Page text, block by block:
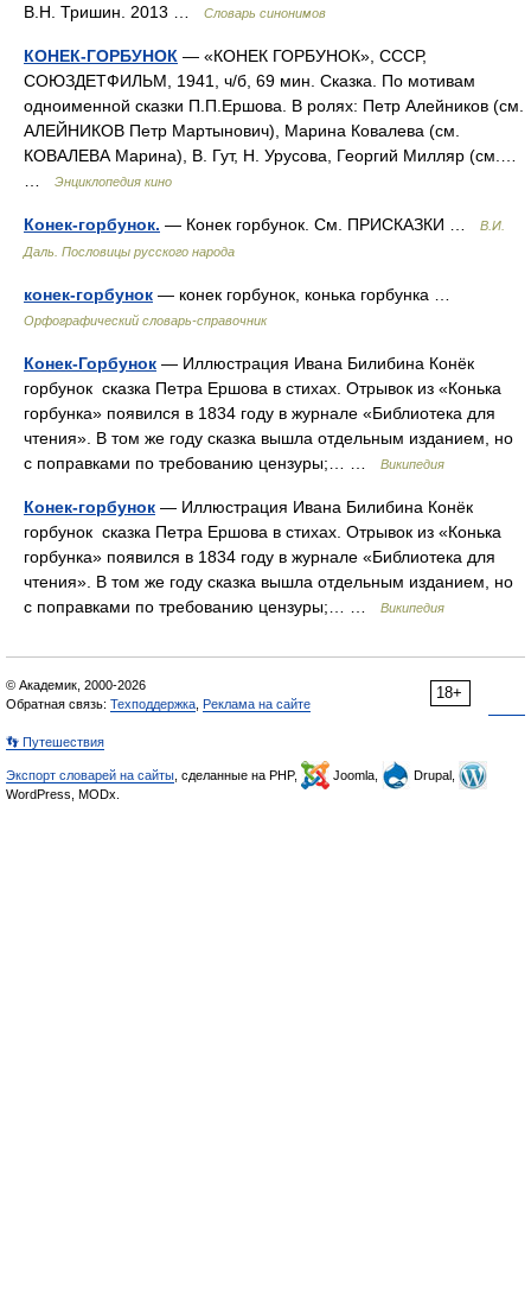
В.Н. Тришин. 2013 …
Словарь синонимов
КОНЕК-ГОРБУНОК — «КОНЕК ГОРБУНОК», СССР,
СОЮЗДЕТФИЛЬМ, 1941, ч/б, 69 мин. Сказка. По мотивам
одноименной сказки П.П.Ершова. В ролях: Петр Алейников (см.
АЛЕЙНИКОВ Петр Мартынович), Марина Ковалева (см.
КОВАЛЕВА Марина), В. Гут, Н. Урусова, Георгий Милляр (см.…
…
Энциклопедия кино
Конек-горбунок. — Конек горбунок. См. ПРИСКАЗКИ …
В.И.
Даль. Пословицы русского народа
конек-горбунок — конек горбунок, конька горбунка …
Орфографический словарь-справочник
Конек-Горбунок — Иллюстрация Ивана Билибина Конёк
горбунок сказка Петра Ершова в стихах. Отрывок из «Конька
горбунка» появился в 1834 году в журнале «Библиотека для
чтения». В том же году сказка вышла отдельным изданием, но
с поправками по требованию цензуры;… …
Википедия
Конек-горбунок — Иллюстрация Ивана Билибина Конёк
горбунок сказка Петра Ершова в стихах. Отрывок из «Конька
горбунка» появился в 1834 году в журнале «Библиотека для
чтения». В том же году сказка вышла отдельным изданием, но
с поправками по требованию цензуры;… …
Википедия
18+
© Академик, 2000-2026
Обратная связь: Техподдержка Реклама на сайте
👣 Путешествия
Экспорт словарей на сайты , сделанные на PHP, Joomla,
Drupal,
WordPress, MODx.